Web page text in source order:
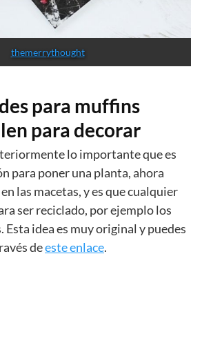
themerrythought
para muffins
para decorar
lo importante que es
para poner una planta, ahora
las macetas, y es que cualquier
ser reciclado, por ejemplo los
Esta idea es muy original y puedes
deeste enlace.